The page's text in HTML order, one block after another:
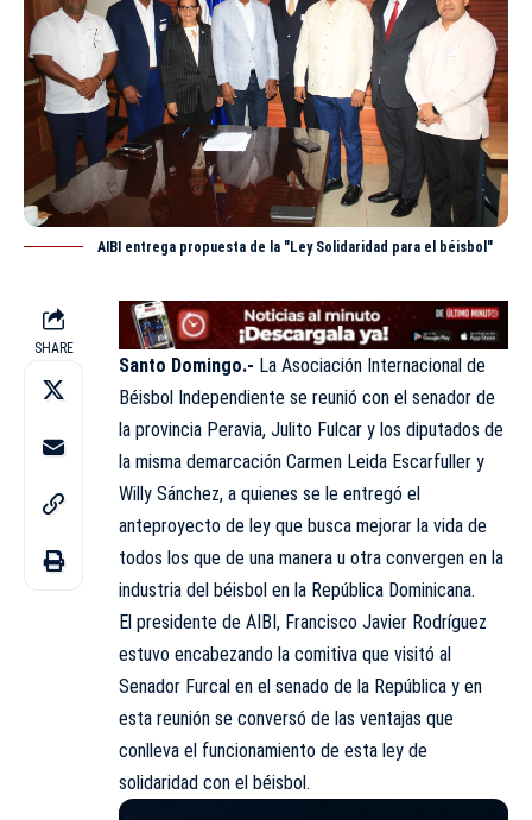
AIBI entrega propuesta de la "Ley Solidaridad para el béisbol"
SHARE
Santo Domingo.- La Asociación Internacional de
Béisbol Independiente se reunió con el senador de
la provincia Peravia, Julito Fulcar y los diputados de
la misma demarcación Carmen Leida Escarfuller y
Willy Sánchez, a quienes se le entregó el
anteproyecto de ley que busca mejorar la vida de
todos los que de una manera u otra convergen en la
industria del béisbol en la República Dominicana.
El presidente de AIBI, Francisco Javier Rodríguez
estuvo encabezando la comitiva que visitó al
Senador Furcal en el senado de la República y en
esta reunión se conversó de las ventajas que
conlleva el funcionamiento de esta ley de
solidaridad con el béisbol.